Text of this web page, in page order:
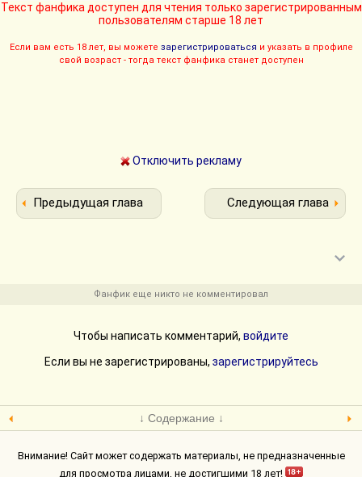
Текст фанфика доступен для чтения только зарегистрированным
пользователям старше 18 лет
Если вам есть 18 лет, вы можете зарегистрироваться и указать в профиле
свой возраст - тогда текст фанфика станет доступен
Отключить рекламу
Предыдущая глава Следующая глава
Фанфик еще никто не комментировал
Чтобы написать комментарий, войдите
Если вы не зарегистрированы, зарегистрируйтесь
↓ Содержание ↓
Внимание! Сайт может содержать материалы, не предназначенные
для просмотра лицами, не достигшими 18 лет!